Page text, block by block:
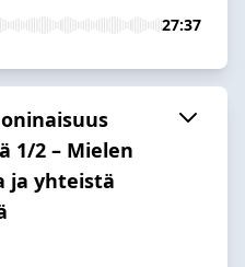
27:37
1/2 – Mielen
ja yhteistä